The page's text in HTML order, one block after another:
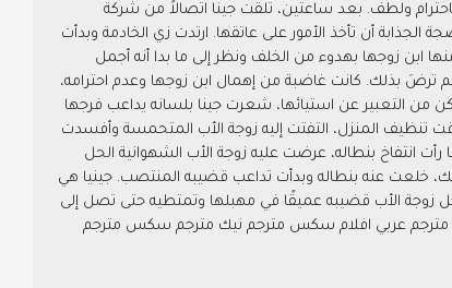
ولطف. بعد ساعتين، تلقت جينا اتصالاً من شركة
أن تأخذ الأمور على عاتقها. ارتدت زي الخادمة وبدأت
ابن زوجها بهدوء من الخلف ونظر إلى ما بدا أنه أجمل
ترضَ بذلك. كانت غاضبة من إهمال ابن زوجها وعدم احترامه،
من التعبير عن استيائها، شعرت جينا بلسانه يداعب فرجها
تنظيف المنزل، التفتت إليه زوجة الأب المتحمسة وأفسدت
انتفاخ بنطاله، عرضت عليه زوجة الأب الشهوانية الحل
خلعت عنه بنطاله وبدأت تداعب قضيبه المنتصب. جينيا هي
زوجة الأب قضيبه عميقًا في مهبلها وتمتطيه حتى تصل إلى
مترجم عربي افلام سكس مترجم نيك مترجم سكس مترجم